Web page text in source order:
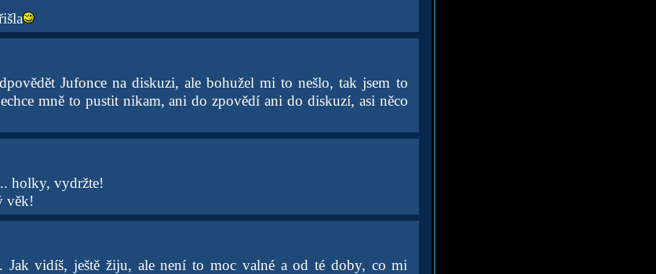
Jufonce na diskuzi, ale bohužel mi to nešlo, tak jsem to
mně to pustit nikam, ani do zpovědí ani do diskuzí, asi něco
holky, vydržte!
věk!
Jak vidíš, ještě žiju, ale není to moc valné a od té doby, co mi